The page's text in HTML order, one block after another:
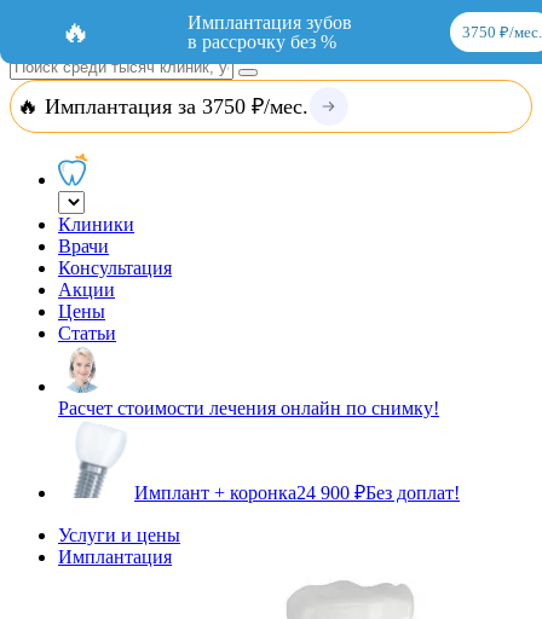
Добавить организациюВход
🔥 Имплантация за 3750 ₽/мес.
Клиники
Врачи
Консультация
Акции
Цены
Статьи
Расчет стоимости лечения онлайн по снимку!
Имплант + коронка24 900 ₽Без доплат!
Услуги и цены
Имплантация
🔥
Имплантация зубов
в рассрочку без %
3750 ₽/мес.